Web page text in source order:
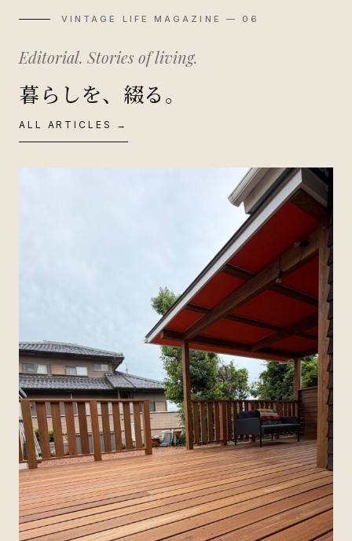
VINTAGE LIFE MAGAZINE — 06
Editorial. Stories of living.
暮らしを、綴る。
ALL ARTICLES →